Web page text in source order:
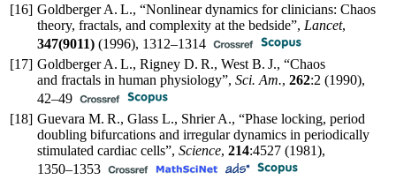
[16] Goldberger A. L., “Nonlinear dynamics for clinicians: Chaos
theory, fractals, and complexity at the bedside”, Lancet,
347(9011) (1996), 1312–1314
[17] Goldberger A. L., Rigney D. R., West B. J., “Chaos
and fractals in human physiology”, Sci. Am., 262:2 (1990),
42–49
[18] Guevara M. R., Glass L., Shrier A., “Phase locking, period
doubling bifurcations and irregular dynamics in periodically
stimulated cardiac cells”, Science, 214:4527 (1981),
1350–1353